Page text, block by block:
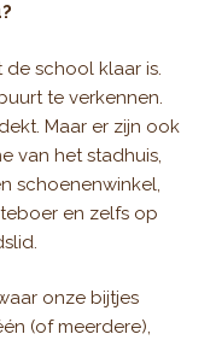
school klaar is.
te verkennen.
Maar er zijn ook
van het stadhuis,
schoenenwinkel,
en zelfs op
onze bijtjes
(of meerdere),